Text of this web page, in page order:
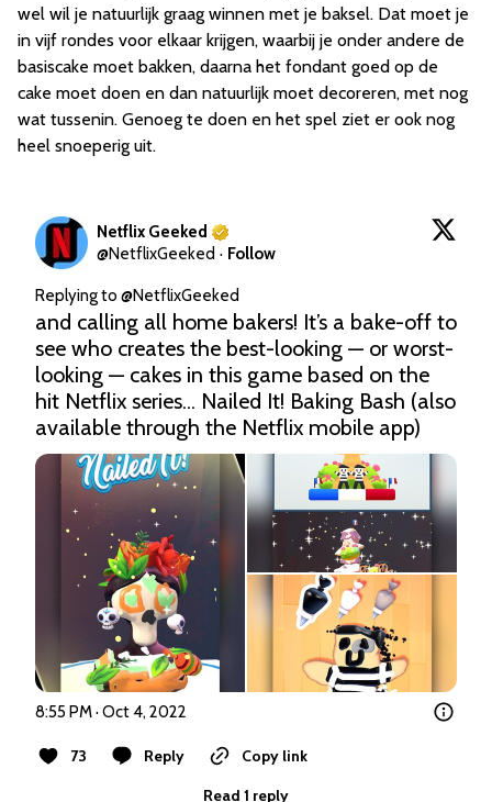
wel wil je natuurlijk graag winnen met je baksel. Dat moet je
in vijf rondes voor elkaar krijgen, waarbij je onder andere de
basiscake moet bakken, daarna het fondant goed op de
cake moet doen en dan natuurlijk moet decoreren, met nog
wat tussenin. Genoeg te doen en het spel ziet er ook nog
heel snoeperig uit.
Netflix Geeked
@NetflixGeeked · Follow
Replying to @NetflixGeeked
and calling all home bakers! It’s a bake-off to
see who creates the best-looking — or worst-
looking — cakes in this game based on the
hit Netflix series... Nailed It! Baking Bash (also
available through the Netflix mobile app)
8:55 PM · Oct 4, 2022
73 Reply
Copy link
Read 1 reply